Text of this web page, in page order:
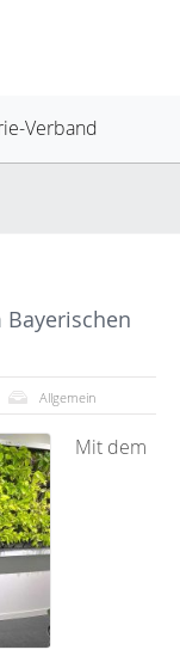
Verband
Bayerischen
Allgemein
Mit dem